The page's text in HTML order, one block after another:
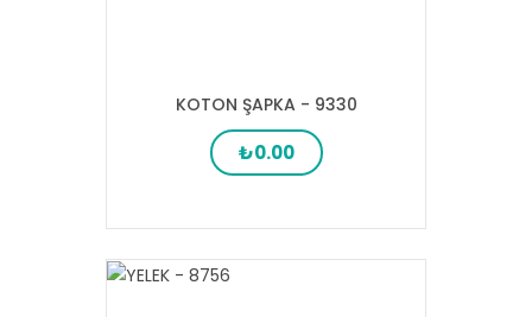
KOTON ŞAPKA - 9330
₺0.00